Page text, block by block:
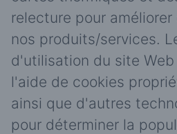
relecture pour
nos produits/services.
d'utilisation du site
l'aide de cookies
ainsi que d'autres
pour déterminer la